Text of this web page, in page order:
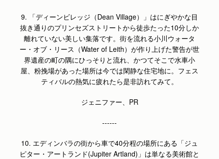
9. 「ディーンビレッジ（Dean Village）」はにぎやかな目
抜き通りのプリンセズストリートから徒歩たった10分しか
離れていない美しい集落です。街を流れる小川ウォータ
ー・オブ・リース（Water of Leith）が作り上げた警告が世
界遺産の町の隅にひっそりと流れ、かつてそこで水車小
屋、粉挽場があった場所は今では閑静な住宅地に。フェス
ティバルの熱気に疲れたら是非訪れてみて。
ジェニファー、PR
------
10. エディンバラの街から車で40分程の場所にある「ジュ
ピター・アートランド(Jupiter Artland)」は単なる美術館と